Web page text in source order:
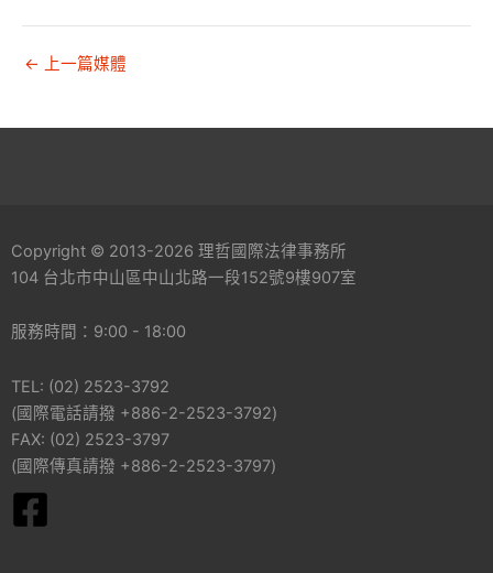
← 上一篇媒體
Copyright © 2013-2026 理哲國際法律事務所
104 台北市中山區中山北路一段152號9樓907室
服務時間：9:00 - 18:00
TEL: (02) 2523-3792
(國際電話請撥 +886-2-2523-3792)
FAX: (02) 2523-3797
(國際傳真請撥 +886-2-2523-3797)